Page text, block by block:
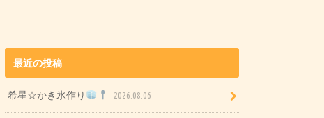
最近の投稿
希星☆かき氷作り 2026.08.06